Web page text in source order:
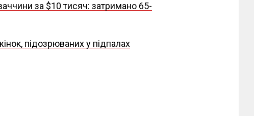
за $10 тисяч: затримано 65-
підозрюваних у підпалах